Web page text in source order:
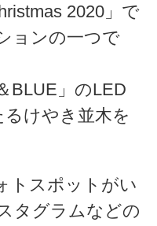
2020」で
ョンの一つで
BLUE」のLED
けやき並木を
トスポットがい
タグラムなどの